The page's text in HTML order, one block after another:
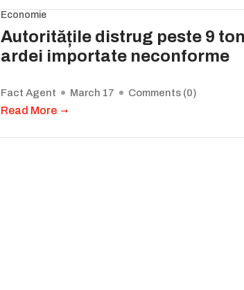
Economie
Autoritățile distrug peste 9
ardei importate neconforme
Fact Agent March 17 Comments (0)
Read More